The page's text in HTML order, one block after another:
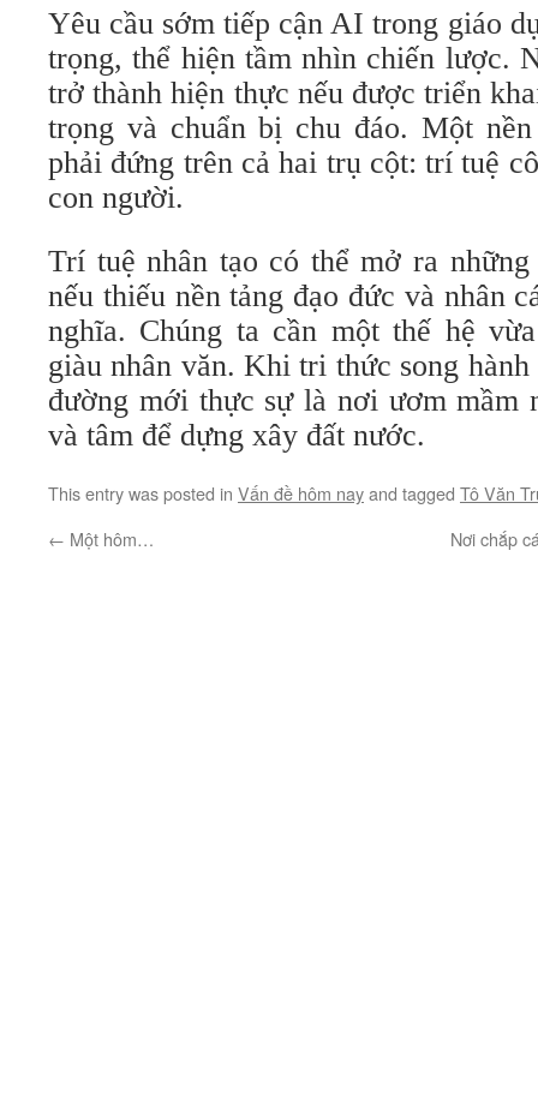
Yêu cầu sớm tiếp cận AI trong giáo
trọng, thể hiện tầm nhìn chiến lược.
trở thành hiện thực nếu được triển
trọng và chuẩn bị chu đáo. Một
phải đứng trên cả hai trụ cột: trí tuệ
con người.
Trí tuệ nhân tạo có thể mở ra
nếu thiếu nền tảng đạo đức và nhân
nghĩa. Chúng ta cần một thế hệ
giàu nhân văn. Khi tri thức song
đường mới thực sự là nơi ươm mầm
và tâm để dựng xây đất nước.
This entry was posted in Vấn đề hôm nayand tagged Tô Văn
← Một hôm… Nơi chắp